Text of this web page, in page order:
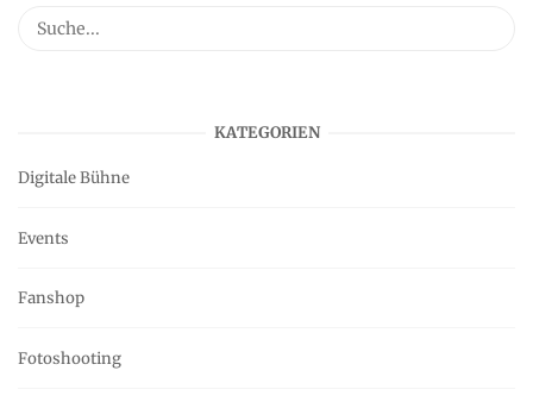
KATEGORIEN
Digitale Bühne
Events
Fanshop
Fotoshooting